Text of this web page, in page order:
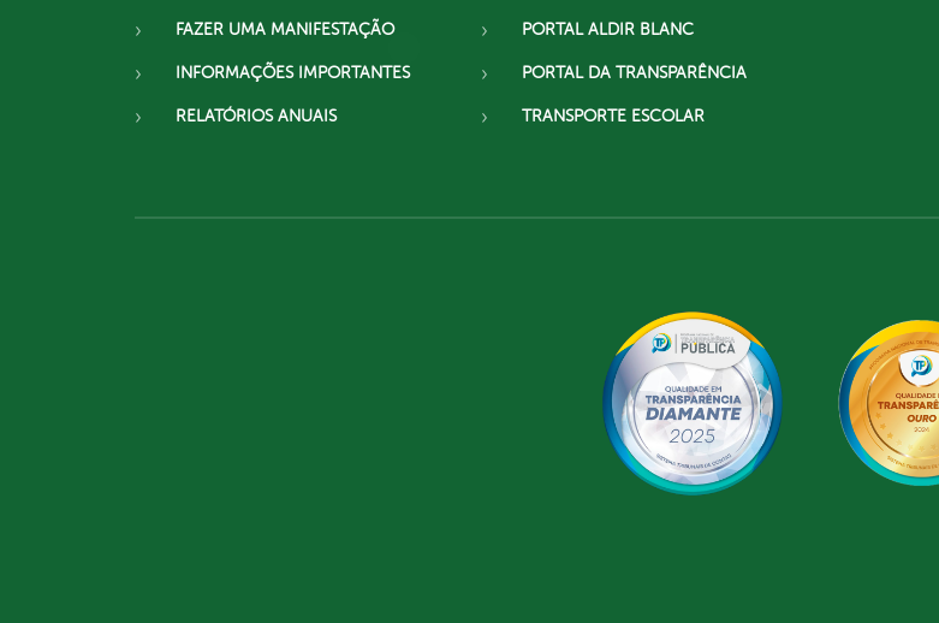
FAZER UMA MANIFESTAÇÃO
INFORMAÇÕES IMPORTANTES
RELATÓRIOS ANUAIS
PORTAL ALDIR BLANC
PORTAL DA TRANSPARÊNCIA
TRANSPORTE ESCOLAR